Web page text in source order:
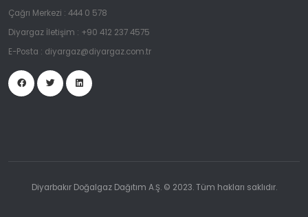
Çağrı Merkezi : 444 0 578
Diyargaz İletişim : +90 412 237 4575
E-Posta : diyargaz@diyargaz.com.tr
Diyarbakır Doğalgaz Dağıtım A.Ş. © 2023. Tüm hakları saklıdır.